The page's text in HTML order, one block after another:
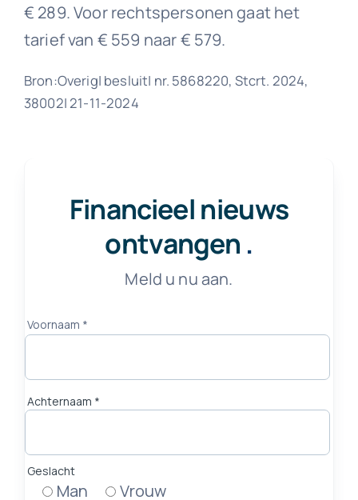
€ 289. Voor rechtspersonen gaat het
tarief van € 559 naar € 579.
Bron:Overig| besluit| nr. 5868220, Stcrt. 2024,
38002| 21-11-2024
Financieel nieuws
ontvangen .
Meld u nu aan.